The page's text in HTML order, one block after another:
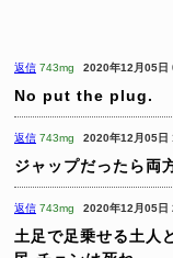
返信 743mg 2020年12月05日
No put the plug.
返信 743mg 2020年12月05日
ジャップだったら両
返信 743mg 2020年12月05日
土足で足乗せる土人